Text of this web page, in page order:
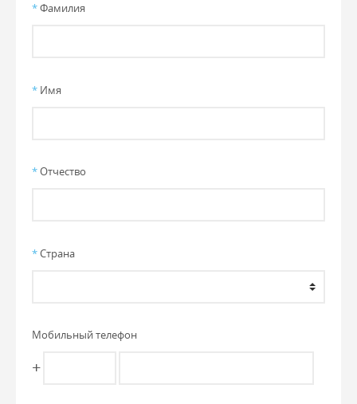
*Фамилия
* Имя
*Отчество
*Страна
Мобильный телефон
+